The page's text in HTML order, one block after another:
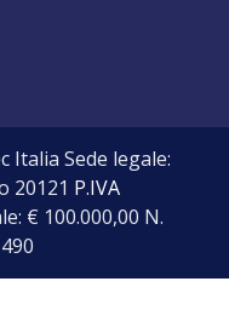
Sede legale:
20121 P.IVA
€ 100.000,00 N.